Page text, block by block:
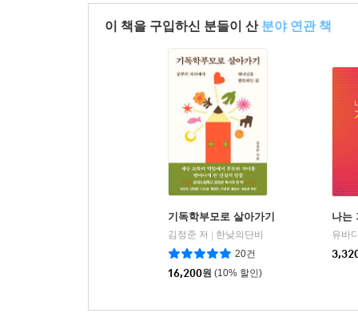
이 책을 구입하신 분들이 산 분야 연관 책
기독학부모로 살아가기
김정준 저
한낮의단비
20건
16,200원 (10% 할인)
나는
유바